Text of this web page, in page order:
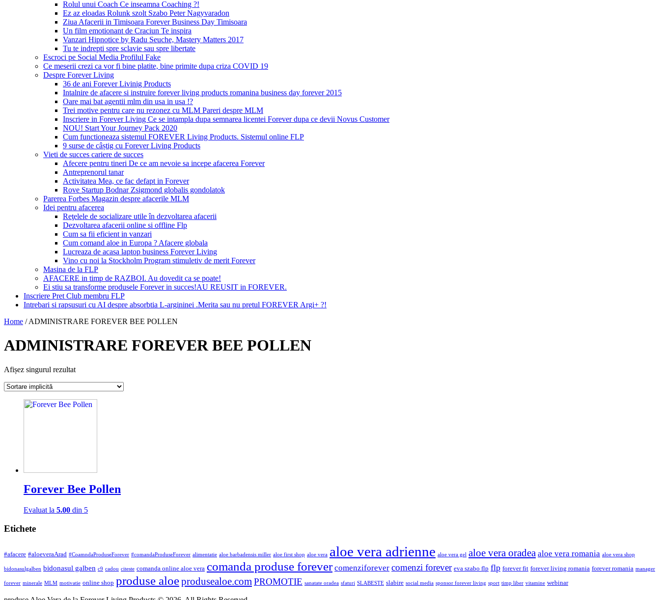
Rolul unui Coach Ce inseamna Coaching ?!
Ez az eloadas Rolunk szolt Szabo Peter Nagyvaradon
Ziua Afacerii in Timisoara Forever Business Day Timisoara
Un film emotionant de Craciun Te inspira
Vanzari Hipnotice by Radu Seuche, Mastery Matters 2017
Tu te indrepti spre sclavie sau spre libertate
Escroci pe Social Media Profilul Fake
Ce meserii crezi ca vor fi bine platite, bine primite dupa criza COVID 19
Despre Forever Living
36 de ani Forever Livinig Products
Intalnire de afacere si instruire forever living products romanina business day forever 2015
Oare mai bat agentii mlm din usa in usa !?
Trei motive pentru care nu rezonez cu MLM Pareri despre MLM
Inscriere in Forever Living Ce se intampla dupa semnarea licentei Forever dupa ce devii Novus Customer
NOU! Start Your Journey Pack 2020
Cum functioneaza sistemul FOREVER Living Products. Sistemul online FLP
9 surse de câștig cu Forever Living Products
Vieti de succes cariere de succes
Afecere pentru tineri De ce am nevoie sa incepe afacerea Forever
Antreprenorul tanar
Activitatea Mea, ce fac defapt in Forever
Rove Startup Bodnar Zsigmond globalis gondolatok
Parerea Forbes Magazin despre afacerile MLM
Idei pentru afacerea
Reţelele de socializare utile în dezvoltarea afacerii
Dezvoltarea afacerii online si offline Flp
Cum sa fii eficient in vanzari
Cum comand aloe in Europa ? Afacere globala
Lucreaza de acasa laptop business Forever Living
Vino cu noi la Stockholm Program stimuletiv de merit Forever
Masina de la FLP
AFACERE in timp de RAZBOI. Au dovedit ca se poate!
Ei stiu sa transforme produsele Forever in succes!AU REUSIT in FOREVER.
Inscriere Pret Club membru FLP
Intrebari si rapsusuri cu AI despre absorbtia L-argininei .Merita sau nu pretul FOREVER Argi+ ?!
Home / ADMINISTRARE FOREVER BEE POLLEN
ADMINISTRARE FOREVER BEE POLLEN
Afișez singurul rezultat
Forever Bee Pollen
Evaluat la 5.00 din 5
Etichete
#afacere #aloeveraArad #CoamndaProduseForever #comandaProduseForever alimentatie aloe barbadensis miller aloe first shop aloe vera aloe vera adrienne aloe vera gel aloe vera oradea aloe vera romania aloe vera shop
bidonasulgalben bidonasul galben c9 cadou citeste comanda online aloe vera comanda produse forever comenziforever comenzi forever eva szabo flp flp forever fit forever living romania forever romania manager
forever minerale MLM motivatie online shop produse aloeprodusealoe.com PROMOTIE sanatate oradea sfaturi SLABESTE slabire social media sponsor forever living sport timp liber vitamine webinar